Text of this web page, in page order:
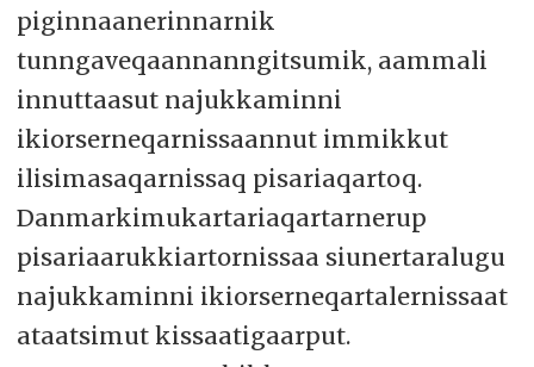
piginnaanerinnarnik
tunngaveqaannanngitsumik, aammali
innuttaasut najukkaminni
ikiorserneqarnissaannut immikkut
ilisimasaqarnissaq pisariaqartoq.
Danmarkimukartariaqartarnerup
pisariaarukkiartornissaa siunertaralugu
najukkaminni ikiorserneqartalernissaat
ataatsimut kissaatigaarput.